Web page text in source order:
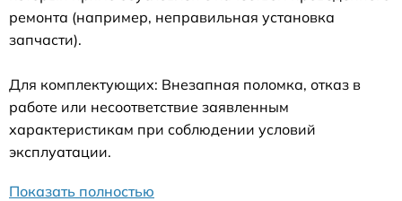
ремонта (например, неправильная установка
запчасти).
Для комплектующих: Внезапная поломка, отказ в
работе или несоответствие заявленным
характеристикам при соблюдении условий
эксплуатации.
Показать полностью